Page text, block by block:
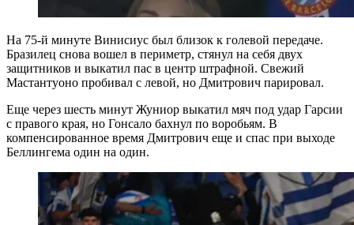
На 75-й минуте Винисиус был близок к голевой передаче.
Бразилец снова вошел в периметр, стянул на себя двух
защитников и выкатил пас в центр штрафной. Свежий
Мастантуоно пробивал с левой, но Дмитрович парировал.
Еще через шесть минут Жуниор выкатил мяч под удар Гарсии
с правого края, но Гонсало бахнул по воробьям. В
компенсированное время Дмитрович еще и спас при выходе
Беллингема один на один.